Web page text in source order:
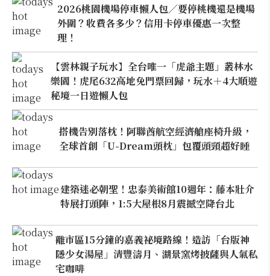
2026桃園機場停車懶人包／要停桃機還是機場
外圍？收費各多少？信用卡停車優惠一次整
理！
【雲林親子玩水】全台唯一「虎爺主題」叢林水
樂園！虎尾632高地免門票回歸，玩水＋4大順遊
秘境一日遊懶人包
搭機告別落枕！阿聯酋航空經濟艙座椅升級，
全球首創「U-Dream頭枕」包覆頭頸超好睡
建築迷必朝聖！忠泰美術館10週年：藤本壯介
特展打頭陣，1:5大屋根8月震撼空降台北
離市區15分鐘的嘉義祕境路線！造訪「台版神
隱少女湯屋」清豐濤月、湖景窯烤披薩與人氣私
宅咖啡